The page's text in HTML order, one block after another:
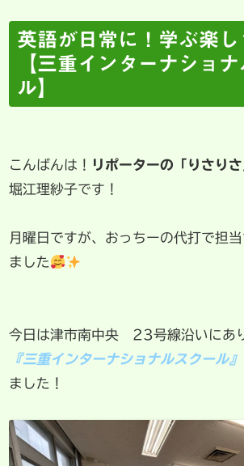
英語が日常に！学ぶ楽し
【三重インターナショ
ル】
こんばんは！ リポーターの「りさりさ
堀江理紗子です！
月曜日ですが、おっちーの代打で担
ました
今日は津市南中央 23号線沿いにあ
『三重インターナショナルスクール』
ました！